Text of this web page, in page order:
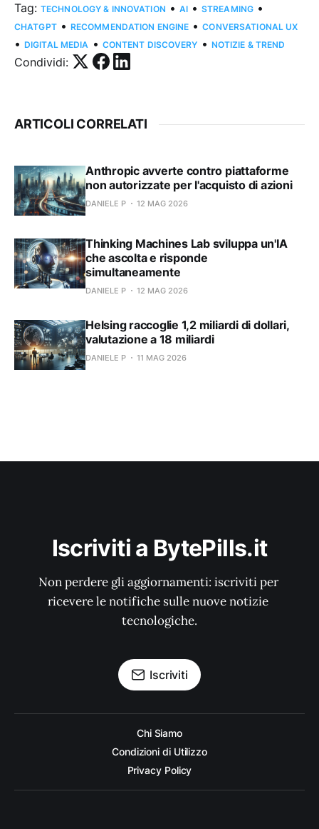
Tag: TECHNOLOGY & INNOVATION • AI • STREAMING •
CHATGPT • RECOMMENDATION ENGINE • CONVERSATIONAL UX
• DIGITAL MEDIA • CONTENT DISCOVERY • NOTIZIE & TREND
Condividi:
ARTICOLI CORRELATI
Anthropic avverte contro piattaforme
non autorizzate per l'acquisto di azioni
DANIELE P 12 MAG 2026
Thinking Machines Lab sviluppa un'IA
che ascolta e risponde
simultaneamente
DANIELE P 12 MAG 2026
Helsing raccoglie 1,2 miliardi di dollari,
valutazione a 18 miliardi
DANIELE P 11 MAG 2026
Iscriviti a BytePills.it
Non perdere gli aggiornamenti: iscriviti per
ricevere le notifiche sulle nuove notizie
tecnologiche.
Iscriviti
Chi Siamo
Condizioni di Utilizzo
Privacy Policy